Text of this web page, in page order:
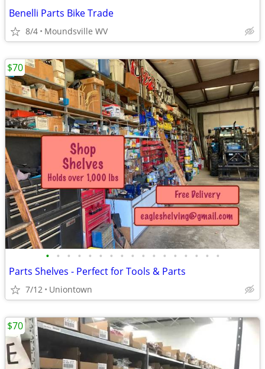
Benelli Parts Bike Trade
8/4 Moundsville WV
• • • • • • • • • • • • • • • • •
Parts Shelves - Perfect for Tools & Parts
7/12 Uniontown
$70
$70